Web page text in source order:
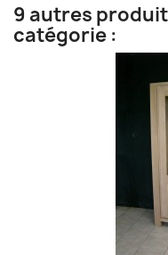
9 autres
catégorie :